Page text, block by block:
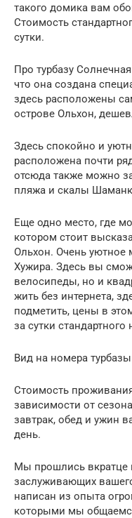
такого домика вам
Стоимость
сутки.
Про турбазу
что она создана
здесь расположены
острове Ольхон,
Здесь спокойно и
расположена почти
отсюда также можно
пляжа и скалы
Еще одно место, где
котором стоит
Ольхон. Очень уютное
Хужира. Здесь вы
велосипеды, но и
жить без интернета,
подметить, цены в
за сутки
Вид на номера
Стоимость
зависимости от
завтрак, обед и ужин
день.
Мы прошлись вкратце
заслуживающих
написан из опыта
которыми мы